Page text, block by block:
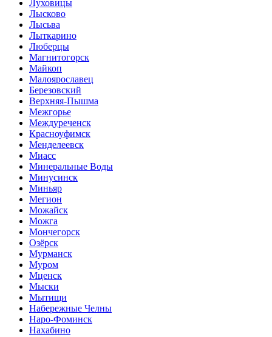
Луховицы
Лысково
Лысьва
Лыткарино
Люберцы
Магнитогорск
Майкоп
Малоярославец
Березовский
Верхняя-Пышма
Межгорье
Междуреченск
Красноуфимск
Менделеевск
Миасс
Минеральные Воды
Минусинск
Миньяр
Мегион
Можайск
Можга
Мончегорск
Озёрск
Мурманск
Муром
Мценск
Мыски
Мытищи
Набережные Челны
Наро-Фоминск
Нахабино